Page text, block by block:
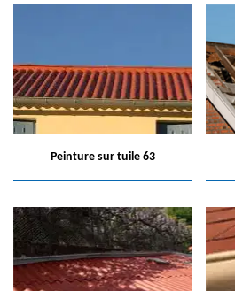
Peinture sur tuile 63